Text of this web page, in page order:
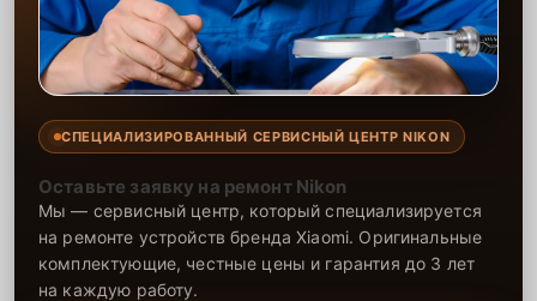
СПЕЦИАЛИЗИРОВАННЫЙ СЕРВИСНЫЙ ЦЕНТР NIKON
Оставьте заявку на ремонт Nikon
Мы — сервисный центр, который специализируется
на ремонте устройств бренда Xiaomi. Оригинальные
комплектующие, честные цены и гарантия до 3 лет
на каждую работу.